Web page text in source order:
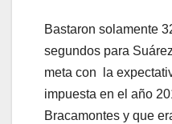
Bastaron solamente
segundos para
meta con la
impuesta en el año
Bracamontes y que